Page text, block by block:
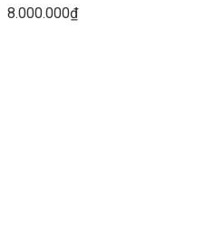
8.000.000₫